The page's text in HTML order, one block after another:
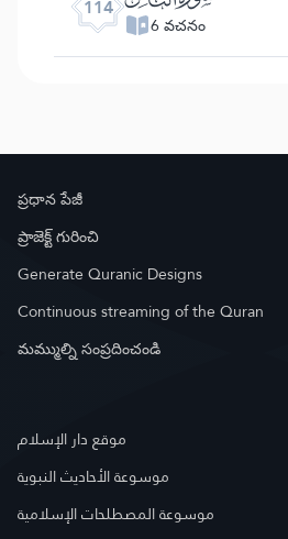
114
6 వచనం
ప్రధాన పేజీ
ప్రాజెక్ట్ గురించి
Generate Quranic Designs
Continuous streaming of the Quran
మమ్ముల్ని సంప్రదించండి
موقع دار الإسلام
موسوعة الأحاديث النبوية
موسوعة المصطلحات الإسلامية